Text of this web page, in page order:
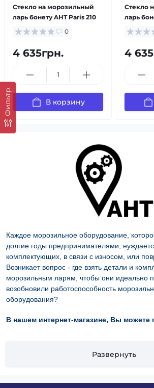
Фильтр
Стекло на морозильный
ларь бонету AHT Paris 210
0
4 635грн.
В корзину
Стекло
ларь
4
Каждое морозильное оборудование,
долгие годы предпринимателями,
комплектующих, в связи с износом, или
Возникает вопрос - где взять детали и
морозильным ларям, чтобы они идеально
возобновили работоспособность
оборудования?
В нашем интернет-магазине, Вы можете
Развернуть